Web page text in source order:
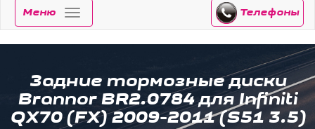
Меню Телефоны
Задние тормозные диски
Brannor BR2.0784 для Infiniti
QX70 (FX) 2009-2011 (S51 3.5)